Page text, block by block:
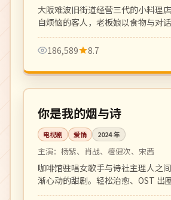
大阪难波旧街道经营三代的小料理
自烦恼的客人，老板娘以食物与对
客。
186,589
8.7
中国
完结
你是我的烟与诗
电视剧 爱情 2024年
主演： 杨紫、肖战、檀健次、宋茜
咖啡馆驻唱女歌手与诗社主理人之
渐心动的甜剧。轻松治愈、OST 出
高的青春爱情剧。